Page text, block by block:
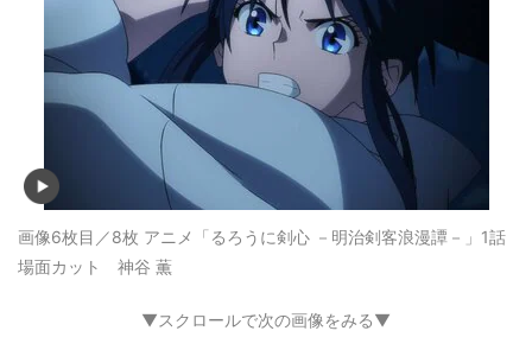
画像6枚目／8枚 アニメ「るろうに剣心 －明治剣客浪漫譚－」1話
場面カット 神谷 薫
▼スクロールで次の画像をみる▼